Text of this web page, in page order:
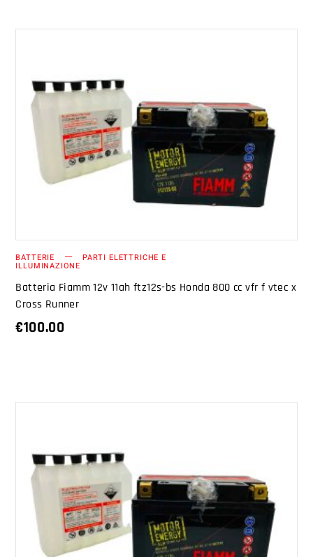
AGGIUNGI AL CARRELLO
BATTERIE PARTI ELETTRICHE E
ILLUMINAZIONE
Batteria Fiamm 12v 11ah ftz12s-bs Honda 800 cc vfr f vtec x
Cross Runner
€100.00
AGGIUNGI AL CARRELLO